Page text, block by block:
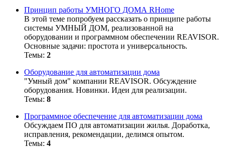
Принцип работы УМНОГО ДОМА RHome
В этой теме попробуем рассказать о принципе работы
системы УМНЫЙ ДОМ, реализованной на
оборудовании и программном обеспечении REAVISOR.
Основные задачи: простота и универсальность.
Темы: 2
Оборудование для автоматизации дома
"Умный дом" компании REAVISOR. Обсуждение
оборудования. Новинки. Идеи для реализации.
Темы: 8
Программное обеспечение для автоматизации дома
Обсуждаем ПО для автоматизации жилья. Доработка,
исправления, рекомендации, делимся опытом.
Темы: 4